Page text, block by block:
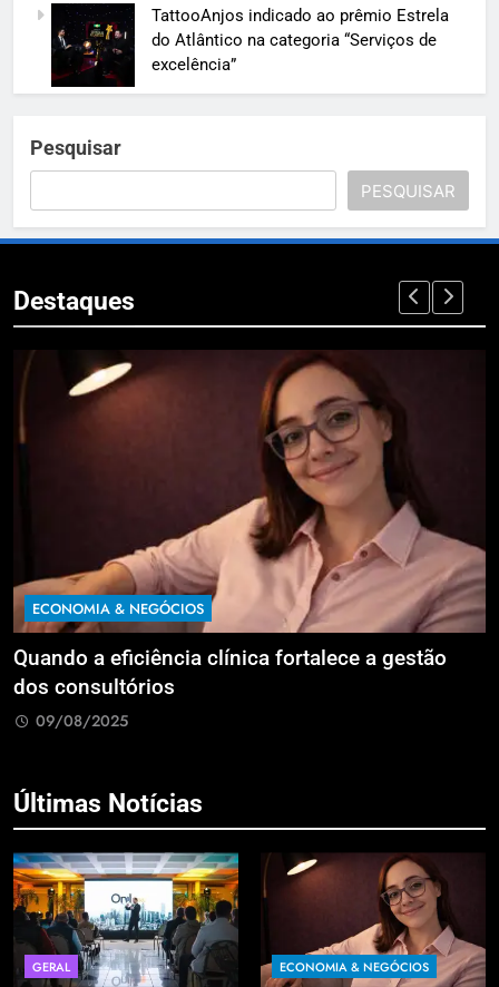
TattooAnjos indicado ao prêmio Estrela
do Atlântico na categoria “Serviços de
excelência”
Pesquisar
PESQUISAR
Destaques
a gestão
ECONOMIA & NEGÓCIOS
Reforma Tributária: sua
Últimas Notícias
GERAL ECONOMIA & NEGÓCIOS